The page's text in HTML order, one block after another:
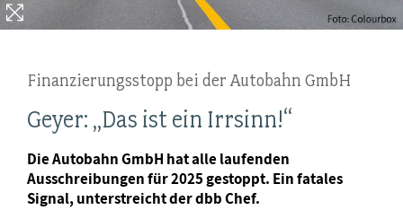
Finanzierungsstopp bei der Autobahn GmbH
Geyer: „Das ist ein Irrsinn!“
Die Autobahn GmbH hat alle laufenden
Ausschreibungen für 2025 gestoppt. Ein fatales
Signal, unterstreicht der dbb Chef.